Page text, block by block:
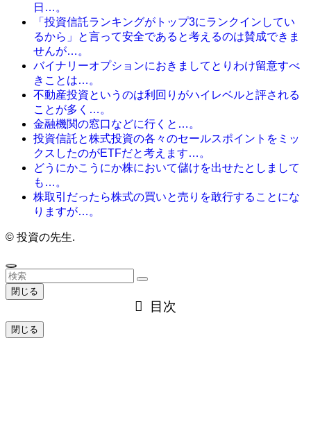
日…。
「投資信託ランキングがトップ3にランクインしてい
るから」と言って安全であると考えるのは賛成できま
せんが…。
バイナリーオプションにおきましてとりわけ留意すべ
きことは…。
不動産投資というのは利回りがハイレベルと評される
ことが多く…。
金融機関の窓口などに行くと…。
投資信託と株式投資の各々のセールスポイントをミッ
クスしたのがETFだと考えます…。
どうにかこうにか株において儲けを出せたとしまして
も…。
株取引だったら株式の買いと売りを敢行することにな
りますが…。
© 投資の先生.
閉じる
目次
閉じる